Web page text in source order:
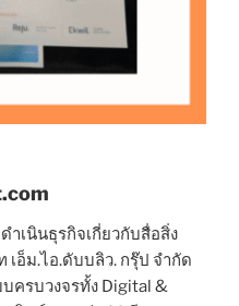
ำเนินธุรกิจเกี่ยวกับสื่อสิ่ง
อ็ม.ไอ.ดับบลิว. กรุ๊ป จำกัด
ครบวงจรทั้ง Digital &